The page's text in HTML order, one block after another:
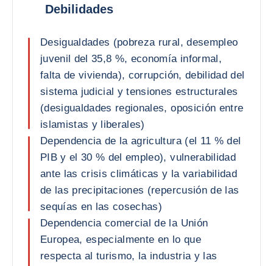
Debilidades
Desigualdades (pobreza rural, desempleo
juvenil del 35,8 %, economía informal,
falta de vivienda), corrupción, debilidad del
sistema judicial y tensiones estructurales
(desigualdades regionales, oposición entre
islamistas y liberales)
Dependencia de la agricultura (el 11 % del
PIB y el 30 % del empleo), vulnerabilidad
ante las crisis climáticas y la variabilidad
de las precipitaciones (repercusión de las
sequías en las cosechas)
Dependencia comercial de la Unión
Europea, especialmente en lo que
respecta al turismo, la industria y las